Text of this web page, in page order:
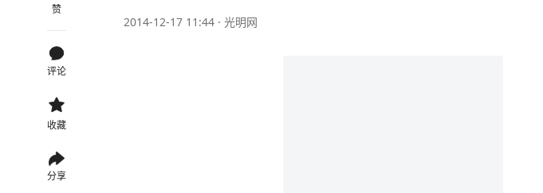
赞
评论
收藏
分享
2014-12-17 11:44 · 光明网